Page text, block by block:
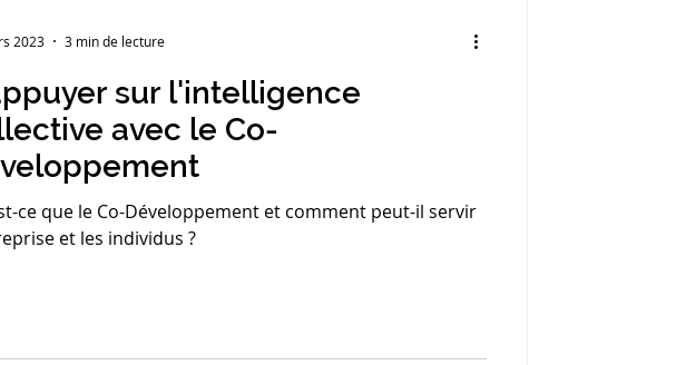
sur l'intelligence
avec le Co-
ce que le Co-Développement et comment peut-il servir
et les individus ?
2023 3 min de lecture